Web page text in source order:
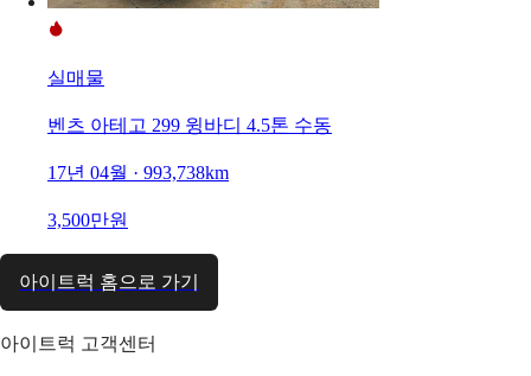
실매물
벤츠 아테고 299 윙바디 4.5톤 수동
17년 04월 · 993,738km
3,500만원
아이트럭 홈으로 가기
아이트럭 고객센터